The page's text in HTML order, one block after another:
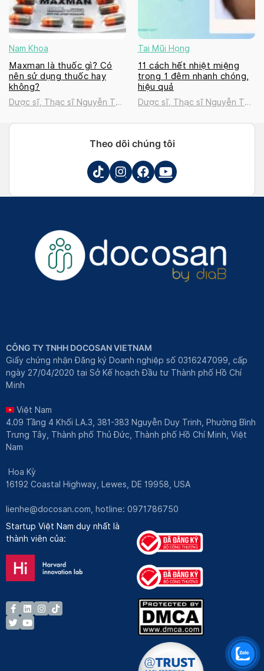
Nam Khoa
Maxman là thuốc gì? Có
nên sử dụng thuốc hay
không?
Dược sĩ, Thạc sĩ Nguyễn Thị
Tai Mũi Họng
11 cách hết nhiệt miệng
trong 1 đêm nhanh chóng,
hiệu quả
Dược sĩ, Thạc sĩ Nguyễn Thị
Theo dõi chúng tôi
CÔNG TY TNHH DOCOSAN VIETNAM
Giấy chứng nhận Đăng ký Doanh nghiệp số 0316247099, cấp
ngày 27/04/2020 tại Sở Kế hoạch Đầu tư Thành phố Hồ Chí
Minh
Việt Nam
4.09 Tầng 4 Khối LA.3, 381-383 Nguyễn Duy Trinh, Phường Bình
Trưng Tây, Thành phố Thủ Đức, Thành phố Hồ Chí Minh, Việt
Nam
Hoa Kỳ
16192 Coastal Highway, Lewes, DE 19958, USA
lienhe@docosan.com , hotline: 0971786750
Startup Việt Nam duy nhất là
thành viên của: